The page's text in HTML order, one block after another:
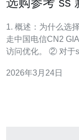
1. 概述：为什么选
走中国电信CN2
访问优化。 ② 对于
定性高，丢包率低
2026年3月24日